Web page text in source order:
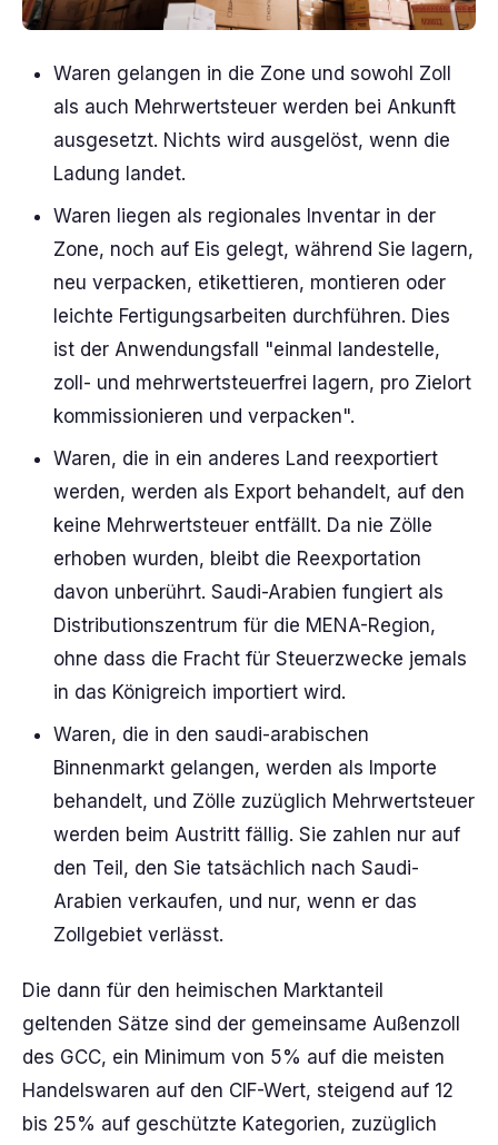
Waren gelangen in die Zone und sowohl Zoll
als auch Mehrwertsteuer werden bei Ankunft
ausgesetzt. Nichts wird ausgelöst, wenn die
Ladung landet.
Waren liegen als regionales Inventar in der
Zone, noch auf Eis gelegt, während Sie lagern,
neu verpacken, etikettieren, montieren oder
leichte Fertigungsarbeiten durchführen. Dies
ist der Anwendungsfall "einmal landestelle,
zoll- und mehrwertsteuerfrei lagern, pro Zielort
kommissionieren und verpacken".
Waren, die in ein anderes Land reexportiert
werden, werden als Export behandelt, auf den
keine Mehrwertsteuer entfällt. Da nie Zölle
erhoben wurden, bleibt die Reexportation
davon unberührt. Saudi-Arabien fungiert als
Distributionszentrum für die MENA-Region,
ohne dass die Fracht für Steuerzwecke jemals
in das Königreich importiert wird.
Waren, die in den saudi-arabischen
Binnenmarkt gelangen, werden als Importe
behandelt, und Zölle zuzüglich Mehrwertsteuer
werden beim Austritt fällig. Sie zahlen nur auf
den Teil, den Sie tatsächlich nach Saudi-
Arabien verkaufen, und nur, wenn er das
Zollgebiet verlässt.
Die dann für den heimischen Marktanteil
geltenden Sätze sind der gemeinsame Außenzoll
des GCC, ein Minimum von 5% auf die meisten
Handelswaren auf den CIF-Wert, steigend auf 12
bis 25% auf geschützte Kategorien, zuzüglich